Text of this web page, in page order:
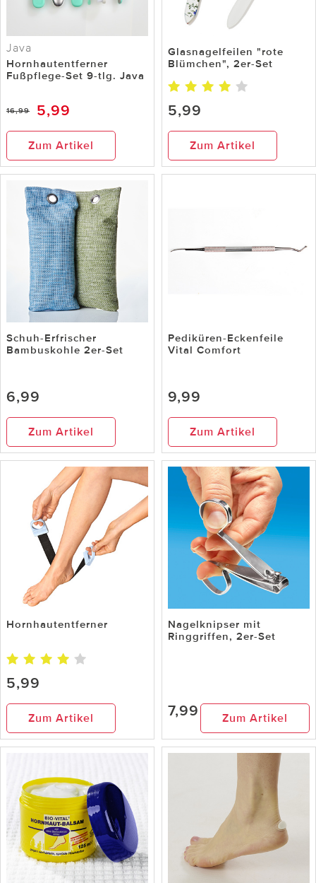
Java
Hornhautentferner
Fußpflege-Set 9-tlg. Java
16,99 5,99
Zum Artikel
Glasnagelfeilen "rote
Blümchen", 2er-Set
5,99
Zum Artikel
Schuh-Erfrischer
Bambuskohle 2er-Set
6,99
Zum Artikel
Pediküren-Eckenfeile
Vital Comfort
9,99
Zum Artikel
Hornhautentferner
5,99
Zum Artikel
Nagelknipser mit
Ringgriffen, 2er-Set
7,99 Zum Artikel